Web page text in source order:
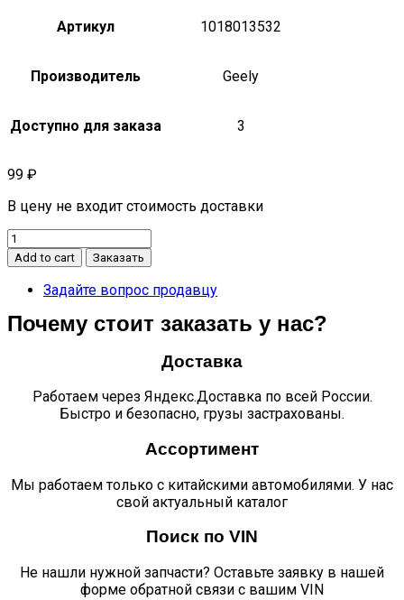
Артикул 1018013532
Производитель Geely
Доступно для заказа 3
99 ₽
В цену не входит стоимость доставки
Накладка
дефлектора
правого
emgrand
quantity
Add to cart Заказать
Задайте вопрос продавцу
Почему стоит заказать у нас?
Доставка
Работаем через Яндекс.Доставка по всей России.
Быстро и безопасно, грузы застрахованы.
Ассортимент
Мы работаем только с китайскими автомобилями. У нас
свой актуальный каталог
Поиск по VIN
Не нашли нужной запчасти? Оставьте заявку в нашей
форме обратной связи с вашим VIN